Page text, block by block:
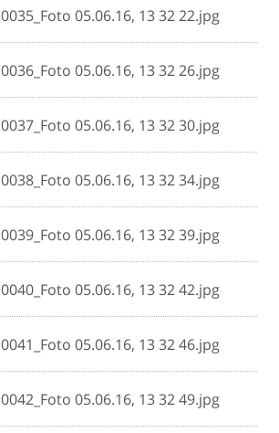
0035_Foto 05.06.16, 13 32 22.jpg
0036_Foto 05.06.16, 13 32 26.jpg
0037_Foto 05.06.16, 13 32 30.jpg
0038_Foto 05.06.16, 13 32 34.jpg
0039_Foto 05.06.16, 13 32 39.jpg
0040_Foto 05.06.16, 13 32 42.jpg
0041_Foto 05.06.16, 13 32 46.jpg
0042_Foto 05.06.16, 13 32 49.jpg